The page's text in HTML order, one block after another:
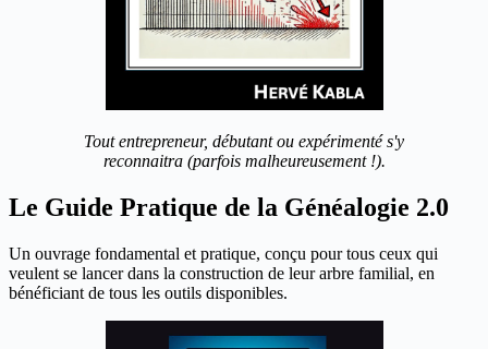
Tout entrepreneur, débutant ou expérimenté s'y
reconnaitra (parfois malheureusement !).
Le Guide Pratique de la Généalogie 2.0
Un ouvrage fondamental et pratique, conçu pour tous ceux qui
veulent se lancer dans la construction de leur arbre familial, en
bénéficiant de tous les outils disponibles.